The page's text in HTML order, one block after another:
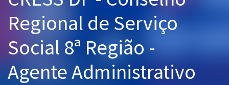
Graduação
Mentorias
Regional de Serviço
Social 8ª Região -
Agente Administrativo